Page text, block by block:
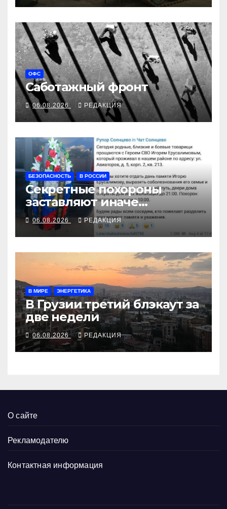
ОФС
Саботажный фронт
06.08.2026 РЕДАКЦИЯ
БЕЗОПАСНОСТЬ В РОССИИ
Секретные похороны
заставляют иначе
взглянуть на взрыв
06.08.2026 РЕДАКЦИЯ
В МИРЕ ЭНЕРГЕТИКА
В Грузии третий блэкаут за
две недели
06.08.2026 РЕДАКЦИЯ
О сайте
Рекламодателю
Контактная информация